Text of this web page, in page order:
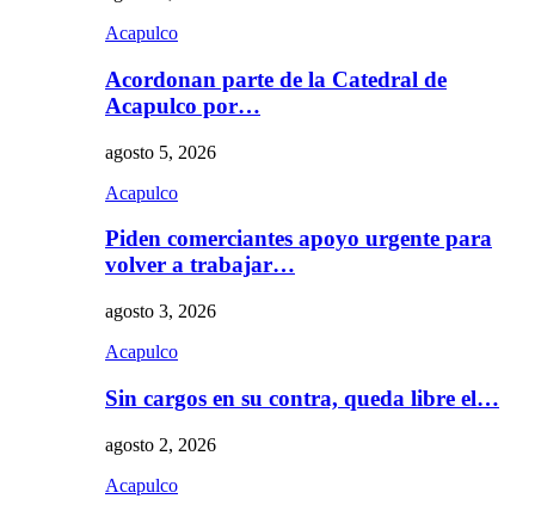
Acapulco
Acordonan parte de la Catedral de
Acapulco por…
agosto 5, 2026
Acapulco
Piden comerciantes apoyo urgente para
volver a trabajar…
agosto 3, 2026
Acapulco
Sin cargos en su contra, queda libre el…
agosto 2, 2026
Acapulco